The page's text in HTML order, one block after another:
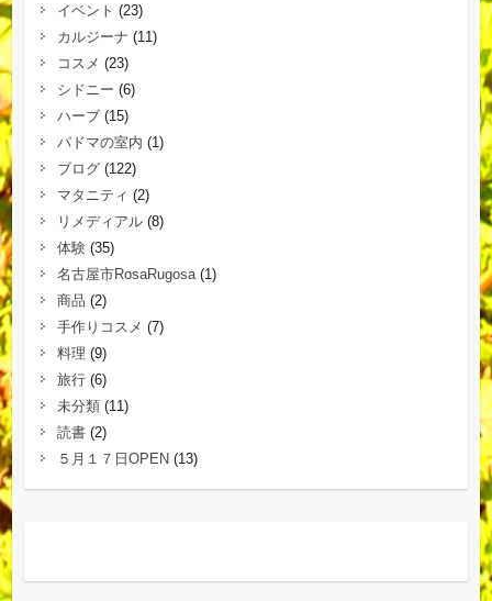
イベント (23)
カルジーナ (11)
コスメ (23)
シドニー (6)
ハーブ(15)
パドマの室内 (1)
ブログ(122)
マタニティ (2)
リメディアル(8)
体験(35)
名古屋市RosaRugosa(1)
商品 (2)
手作りコスメ (7)
料理 (9)
旅行(6)
未分類(11)
読書(2)
５月１７日OPEN (13)